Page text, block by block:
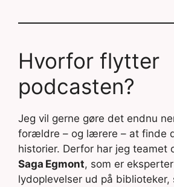
Hvorfor flytter
podcasten?
Jeg vil gerne gøre det endnu
forældre – og lærere – at finde
historier. Derfor har jeg teamet
Saga Egmont, som er
lydoplevelser ud på biblioteker,